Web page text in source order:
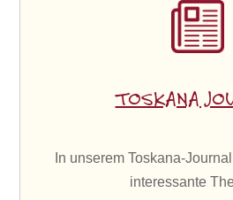
TOSKANA
In unserem Toskana-
interessante